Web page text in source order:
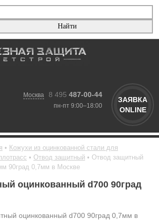
Москва 8 495 487-00-44
пн-пт 9:00–18:00
ЗАЯВКА
ONLINE
Кожухи из оцинкованной стали для
Отвод защитный
Отвод защитный
90град 0,7мм в Москве
оцинкованный d700 90град
оцинкованный d700 90град 0,7мм в